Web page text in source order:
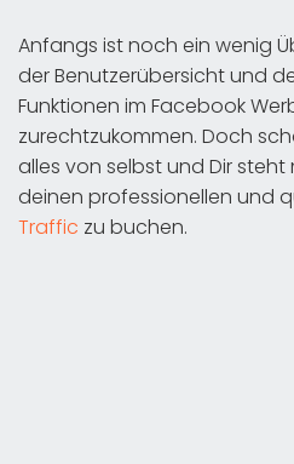
Anfangs ist noch ein wenig
der Benutzerübersicht und
Funktionen im Facebook
zurechtzukommen. Doch
alles von selbst und Dir steht
deinen professionellen und
Traffic zu buchen.